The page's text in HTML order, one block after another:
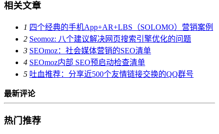
相关文章
1 四个经典的手机App+AR+LBS（SOLOMO）营销案例
2 Seomoz: 八个建议解决网页搜索引擎优化的问题
3 SEOmoz：社会媒体营销的SEO清单
4 SEOmoz内部 SEO预启动检查清单
5 吐血推荐：分享近500个友情链接交换的QQ群号
最新评论
热门推荐